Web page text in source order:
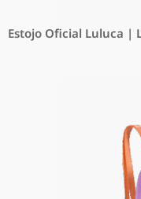
Estojo Oficial Luluca |